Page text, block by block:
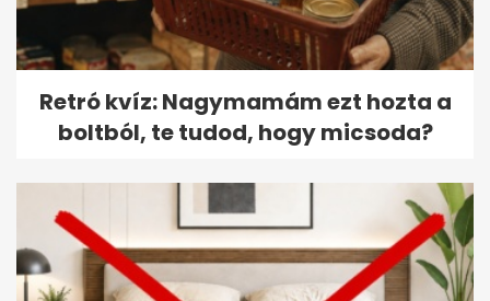
Retró kvíz: Nagymamám ezt hozta a
boltból, te tudod, hogy micsoda?